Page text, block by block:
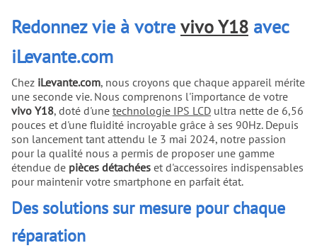
display LCD, placa base, batería et
autres. Doté d'une 6.56 inches
840 nits, ce bijou de technologie
est prêt à retrouver sa splendeur
après une chute ou une fissure
qui aurait compromis son look et
sa fonctionnalité. Qu'il s'agisse de
remplacer un écran complet ou de
remettre en état la pièce très
sollicitée par le quotidien, notre
sélection de pièces de rechange
(pièces, repuestos) garantit une
réparation efficace et adaptée à
Redonnez vie à votre vivo Y18 avec
iLevante.com
Chez iLevante.com, nous croyons que chaque appareil mérite
une seconde vie. Nous comprenons l'importance de votre
vivo Y18, doté d'une technologie IPS LCD ultra nette de 6,56
pouces et d'une fluidité incroyable grâce à ses 90Hz. Depuis
son lancement tant attendu le 3 mai 2024, notre passion
pour la qualité nous a permis de proposer une gamme
étendue de pièces détachées et d'accessoires indispensables
pour maintenir votre smartphone en parfait état.
Des solutions sur mesure pour chaque
réparation